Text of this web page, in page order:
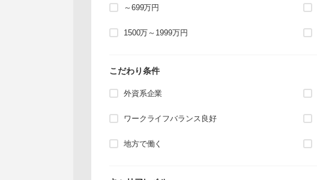
～699万円
1500万～1999万円
こだわり条件
外資系企業
ワークライフバランス良好
地方で働く